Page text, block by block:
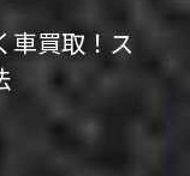
車買取！ス